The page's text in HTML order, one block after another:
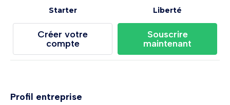
Starter
Créer votre
compte
Liberté
Souscrire
maintenant
Profil entreprise